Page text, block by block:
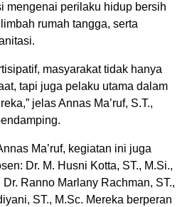
mengenai perilaku hidup bersih
rumah tangga, serta
masyarakat tidak hanya
tapi juga pelaku utama dalam
jelas Annas Ma’ruf, S.T.,
Ma’ruf, kegiatan ini juga
Dr. M. Husni Kotta, ST., M.Si.,
Dr. Ranno Marlany Rachman, ST.,
ST., M.Sc. Mereka berperan